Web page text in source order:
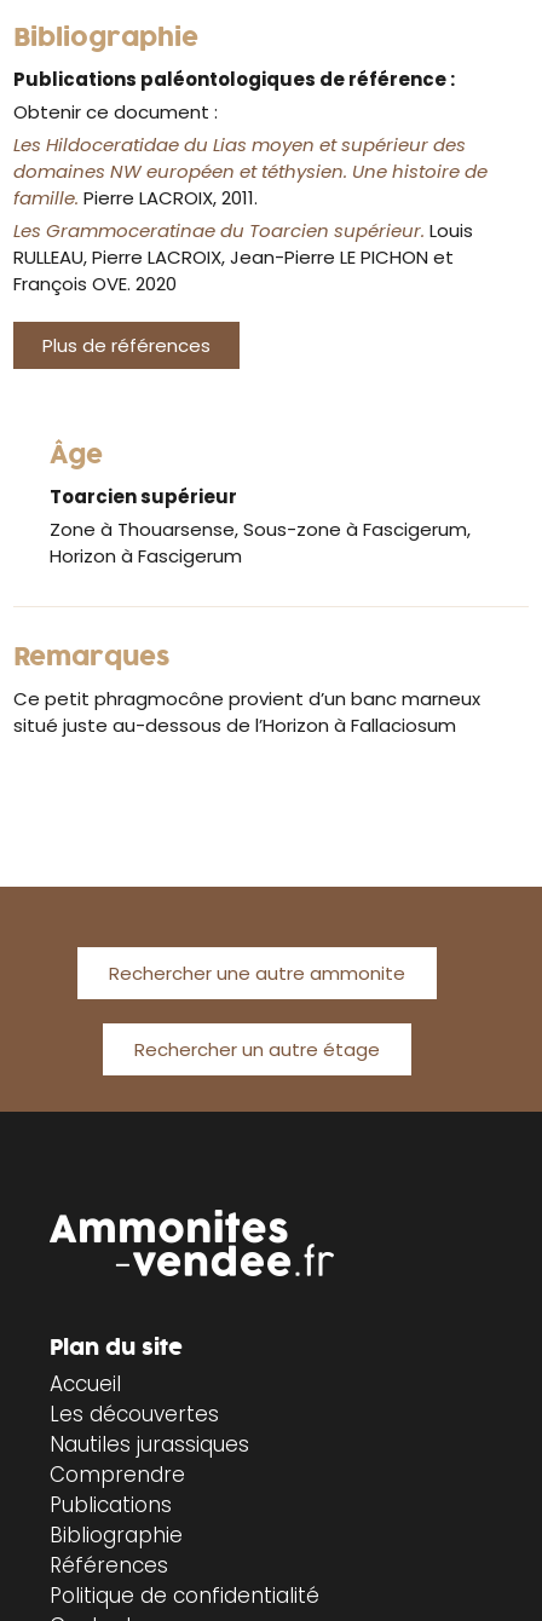
Bibliographie
Publications paléontologiques de référence :
Obtenir ce document :
Les Hildoceratidae du Lias moyen et supérieur des
domaines NW européen et téthysien. Une histoire de
famille.Pierre LACROIX, 2011.
Les Grammoceratinae du Toarcien supérieur.Louis
RULLEAU, Pierre LACROIX, Jean-Pierre LE PICHON et
François OVE. 2020
Plus de références
Âge
Toarcien supérieur
Zone à Thouarsense, Sous-zone à Fascigerum,
Horizon à Fascigerum
Remarques
Ce petit phragmocône provient d’un banc marneux
situé juste au-dessous de l’Horizon à Fallaciosum
Rechercher une autre ammonite
Rechercher un autre étage
Plan du site
Accueil
Les découvertes
Nautiles jurassiques
Comprendre
Publications
Bibliographie
Références
Politique de confidentialité